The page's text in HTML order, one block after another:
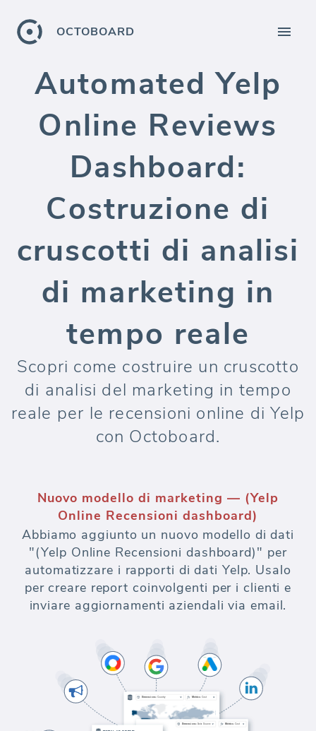
OCTOBOARD
Automated Yelp
Online Reviews
Dashboard:
Costruzione di
cruscotti di analisi
di marketing in
tempo reale
Scopri come costruire un cruscotto
di analisi del marketing in tempo
reale per le recensioni online di Yelp
con Octoboard.
Nuovo modello di marketing — (Yelp
Online Recensioni dashboard)
Abbiamo aggiunto un nuovo modello di dati
"(Yelp Online Recensioni dashboard)" per
automatizzare i rapporti di dati Yelp. Usalo
per creare report coinvolgenti per i clienti e
inviare aggiornamenti aziendali via email.